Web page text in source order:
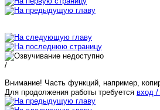
/
Внимание! Часть функций, например,
Для продолжения работы требуется вход /